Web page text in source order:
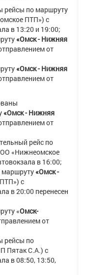
рейсы по маршруту
ПТП») с
в 13:20 и 19:00;
«Омск - Нижняя
от
«Омск - Нижняя
от
«Омск - Нижняя
от
рейс по
«Нижнеомское
в 16:00;
маршруту«Омск -
с
в20:00 перенесен
«Омск-
от
рейсы по
Пятак С.А.) с
в08:50, 13:50,